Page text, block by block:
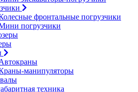
фронтальные погрузчики
погрузчики
манипуляторы
техника